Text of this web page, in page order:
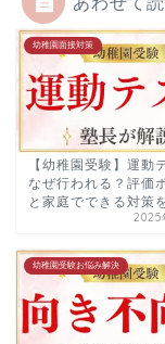
幼稚園面接対策
【幼稚園受験】運動
なぜ行われる？評価
と家庭でできる対策
2025
幼稚園受験お悩み解決